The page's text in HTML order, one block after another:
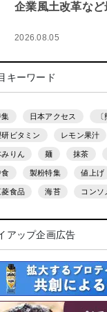
企業風土改革な
2026.08.05
キーワード
集 日本アクセス
研ビタミン レモン果汁
みりん 麺 抹茶
食 製粉特集 値上げ
菱食品 海苔 コンソ
アップ企画広告